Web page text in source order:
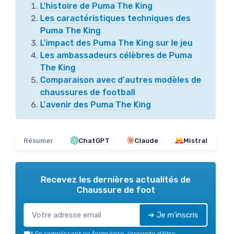
L'histoire de Puma The King
Les caractéristiques techniques des
Puma The King
L'impact des Puma The King sur le jeu
Les ambassadeurs célèbres de Puma
The King
Comparaison avec d'autres modèles de
chaussures de football
L'avenir des Puma The King
Résumer ChatGPT Claude Mistral
Recevez les dernières actualités de
Chaussure de foot
➔ Je m'inscris